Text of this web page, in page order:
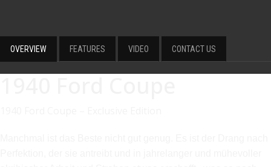
OVERVIEW FEATURES VIDEO CONTACT US